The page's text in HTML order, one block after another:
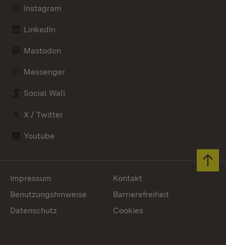
Instagram
LinkedIn
Mastodon
Messenger
Social Wall
X / Twitter
Youtube
Impressum
Kontakt
Benutzungshinweise
Barrierefreiheit
Datenschutz
Cookies